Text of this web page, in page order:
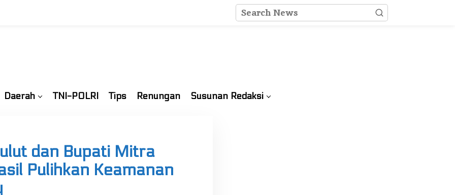
Daerah TNI-POLRI Tips Renungan Susunan Redaksi
dan Bupati Mitra
Pulihkan Keamanan